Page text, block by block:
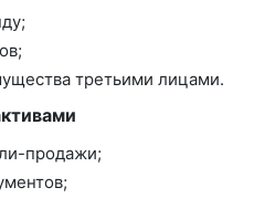
третьими лицами.
продажи;